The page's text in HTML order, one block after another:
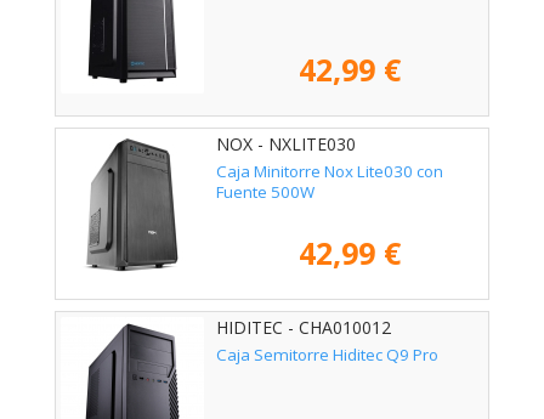
42,99 €
NOX - NXLITE030
Caja Minitorre Nox Lite030 con
Fuente 500W
42,99 €
HIDITEC - CHA010012
Caja Semitorre Hiditec Q9 Pro